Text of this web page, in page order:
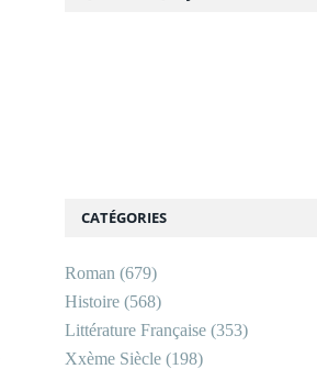
CATÉGORIES
Roman (679)
Histoire (568)
Littérature Française (353)
Xxème Siècle (198)